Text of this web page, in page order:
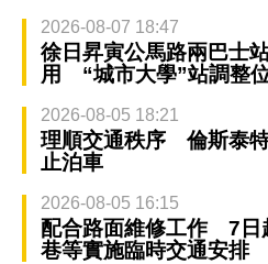
2026-08-07 18:47
徐日昇寅公馬路兩巴士
用 “城市大學”站調整
2026-08-05 18:21
理順交通秩序 倫斯泰
止泊車
2026-08-05 16:15
配合路面維修工作 7日
巷等實施臨時交通安排